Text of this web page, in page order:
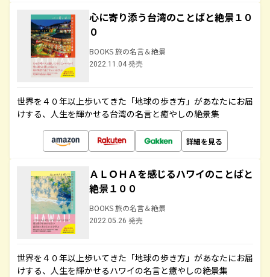
心に寄り添う台湾のことばと絶景１０
０
BOOKS 旅の名言＆絶景
2022.11.04 発売
世界を４０年以上歩いてきた「地球の歩き方」があなたにお届
けする、人生を輝かせる台湾の名言と癒やしの絶景集
詳細を見る
ＡＬＯＨＡを感じるハワイのことばと
絶景１００
BOOKS 旅の名言＆絶景
2022.05.26 発売
世界を４０年以上歩いてきた「地球の歩き方」があなたにお届
けする、人生を輝かせるハワイの名言と癒やしの絶景集